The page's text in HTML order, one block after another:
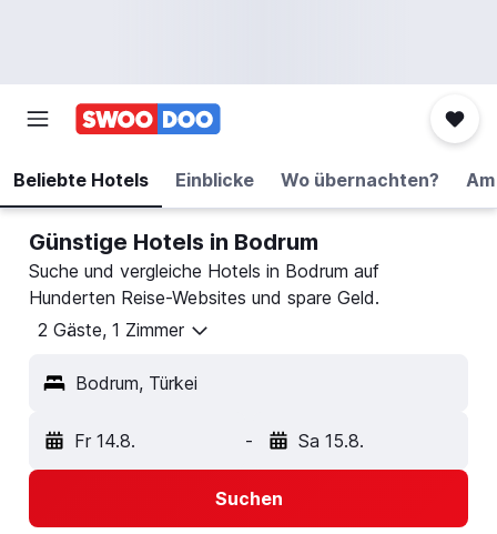
Beliebte Hotels Einblicke Wo übernachten?
Günstige Hotels in Bodrum
Suche und vergleiche Hotels in Bodrum auf
Hunderten Reise-Websites und spare Geld.
2 Gäste, 1 Zimmer
Bodrum, Türkei
Fr 14.8. - Sa 15.8.
Suchen